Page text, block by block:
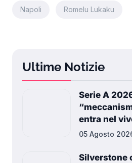
Napoli Romelu Lukaku
Ultime Notizie
Serie A
entra nel
05 Agosto
Silverstone